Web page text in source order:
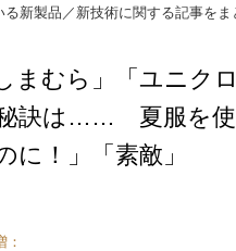
る新製品／新技術に関する記事を
まむら」「ユニク
訣は…… 夏服を使
に！」「素敵」
：